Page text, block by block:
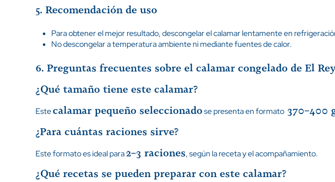
5. Recomendación de uso
Para obtener el mejor resultado, descongelar el calamar lentamente en
No descongelar a temperatura ambiente ni mediante fuentes de calor.
6. Preguntas frecuentes sobre el calamar congelado de El
¿Qué tamaño tiene este calamar?
Estecalamar pequeño seleccionadose presenta en formato370–400
¿Para cuántas raciones sirve?
Este formato es ideal para2–3 raciones, según la receta y el acompañamiento.
¿Qué recetas se pueden preparar con este calamar?